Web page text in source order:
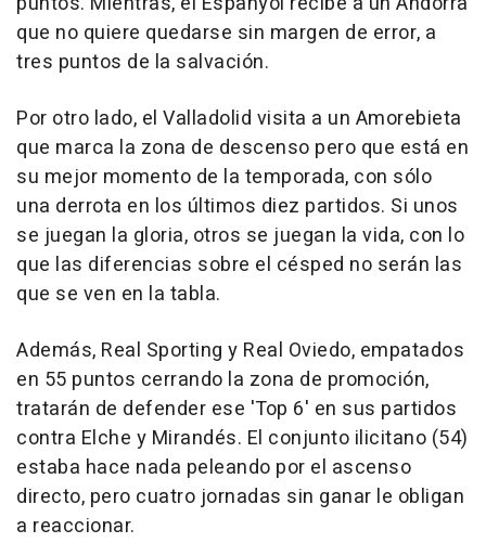
que no quiere quedarse sin margen de error, a
tres puntos de la salvación.
Por otro lado, el Valladolid visita a un Amorebieta
que marca la zona de descenso pero que está en
su mejor momento de la temporada, con sólo
una derrota en los últimos diez partidos. Si unos
se juegan la gloria, otros se juegan la vida, con lo
que las diferencias sobre el césped no serán las
que se ven en la tabla.
Además, Real Sporting y Real Oviedo, empatados
en 55 puntos cerrando la zona de promoción,
tratarán de defender ese 'Top 6' en sus partidos
contra Elche y Mirandés. El conjunto ilicitano (54)
estaba hace nada peleando por el ascenso
directo, pero cuatro jornadas sin ganar le obligan
a reaccionar.